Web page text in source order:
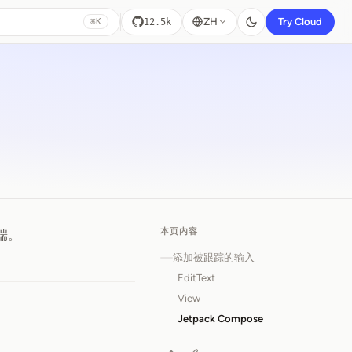
⌘K 12.5k ZH Try Cloud
本页内容
添加被跟踪的输入
EditText
View
Jetpack Compose